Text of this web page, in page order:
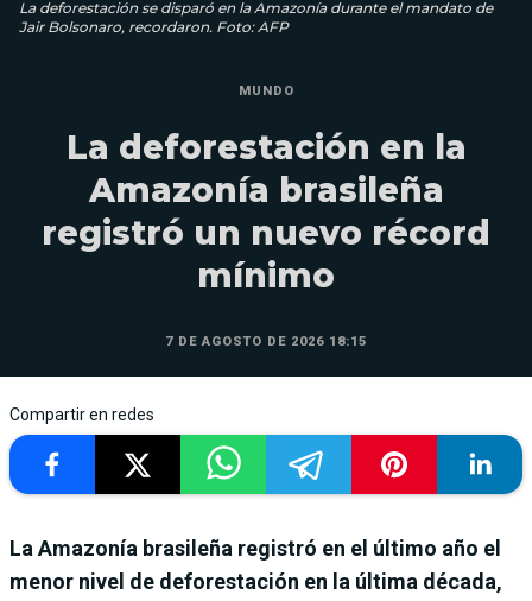
La deforestación se disparó en la Amazonía durante el mandato de
Jair Bolsonaro, recordaron. Foto: AFP
MUNDO
La deforestación en la
Amazonía brasileña
registró un nuevo récord
mínimo
7 DE AGOSTO DE 2026 18:15
Compartir en redes
La Amazonía brasileña registró en el último año el
menor nivel de deforestación en la última década,